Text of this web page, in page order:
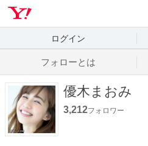
ログイン
フォローとは
優木まおみ
3,212フォロワー